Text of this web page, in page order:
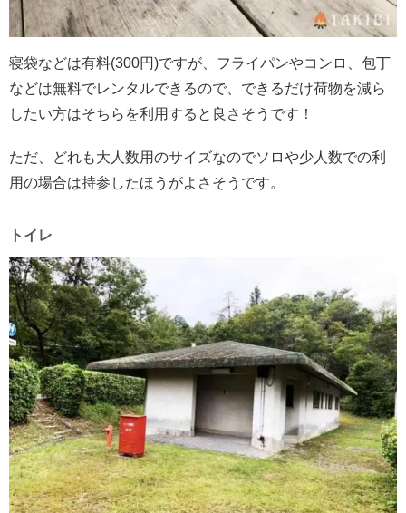
寝袋などは有料(300円)ですが、フライパンやコンロ、包丁
などは無料でレンタルできるので、できるだけ荷物を減ら
したい方はそちらを利用すると良さそうです！
ただ、どれも大人数用のサイズなのでソロや少人数での利
用の場合は持参したほうがよさそうです。
トイレ